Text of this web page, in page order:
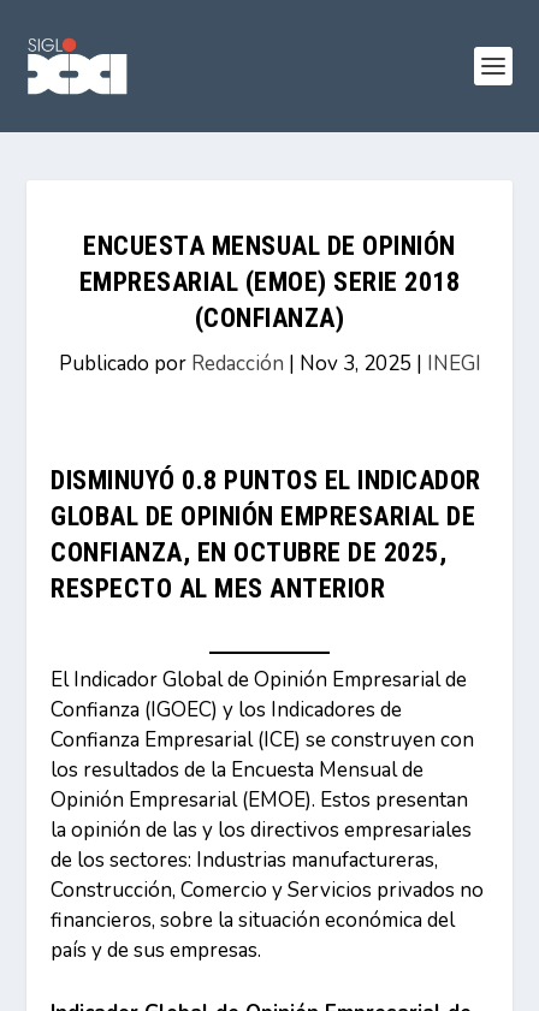
ENCUESTA MENSUAL DE OPINIÓN
EMPRESARIAL (EMOE) SERIE 2018
(CONFIANZA)
Publicado por Redacción | Nov 3, 2025 | INEGI
DISMINUYÓ 0.8 PUNTOS EL INDICADOR
GLOBAL DE OPINIÓN EMPRESARIAL DE
CONFIANZA, EN OCTUBRE DE 2025,
RESPECTO AL MES ANTERIOR
El Indicador Global de Opinión Empresarial de
Confianza (IGOEC) y los Indicadores de
Confianza Empresarial (ICE) se construyen con
los resultados de la Encuesta Mensual de
Opinión Empresarial (EMOE). Estos presentan
la opinión de las y los directivos empresariales
de los sectores: Industrias manufactureras,
Construcción, Comercio y Servicios privados no
financieros, sobre la situación económica del
país y de sus empresas.